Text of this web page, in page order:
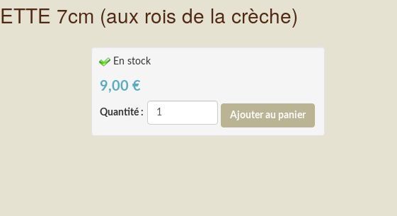
7cm (aux rois de la crèche)
En stock
9,00 €
Quantité :